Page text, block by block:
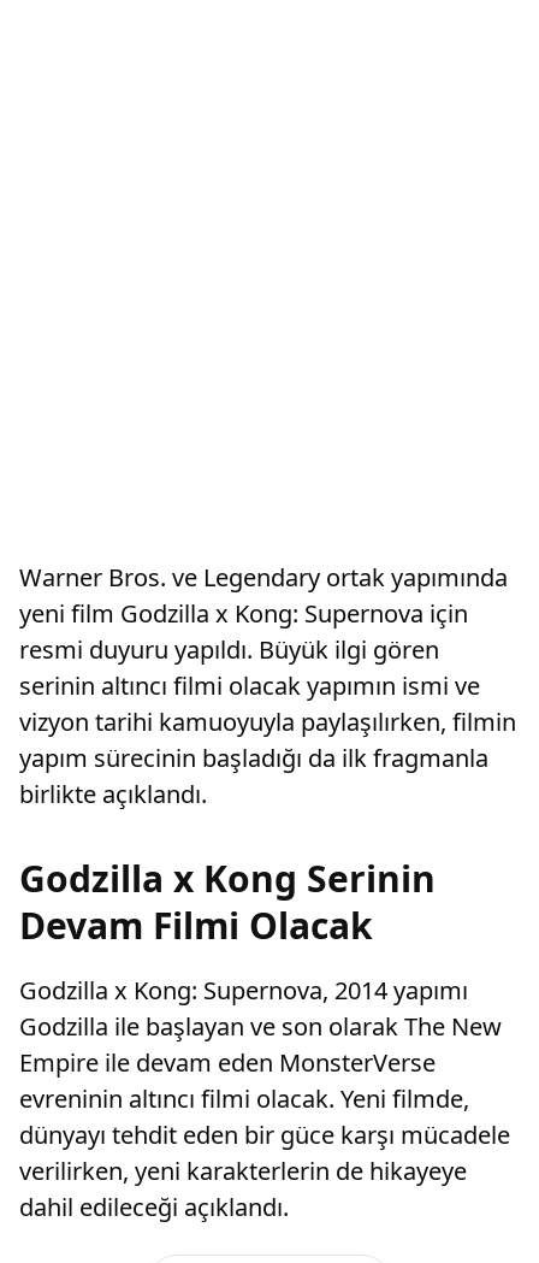
Warner Bros. ve Legendary ortak yapımında
yeni film Godzilla x Kong: Supernova için
resmi duyuru yapıldı. Büyük ilgi gören
serinin altıncı filmi olacak yapımın ismi ve
vizyon tarihi kamuoyuyla paylaşılırken, filmin
yapım sürecinin başladığı da ilk fragmanla
birlikte açıklandı.
Godzilla x Kong Serinin
Devam Filmi Olacak
Godzilla x Kong: Supernova, 2014 yapımı
Godzilla ile başlayan ve son olarak The New
Empire ile devam eden MonsterVerse
evreninin altıncı filmi olacak. Yeni filmde,
dünyayı tehdit eden bir güce karşı mücadele
verilirken, yeni karakterlerin de hikayeye
dahil edileceği açıklandı.